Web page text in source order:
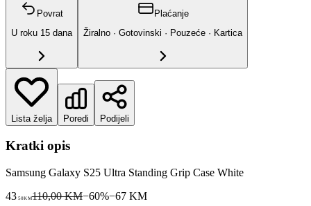
Povrat
U roku 15 dana
Plaćanje
Žiralno · Gotovinski · Pouzeće · Kartica
Lista želja Poredi Podijeli
Kratki opis
Samsung Galaxy S25 Ultra Standing Grip Case White
43 50KM110,00 KM−60%−67KM